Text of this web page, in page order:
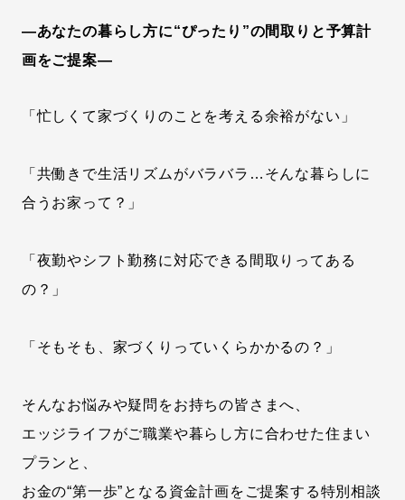
―あなたの暮らし方に“ぴったり”の間取りと予算計
画をご提案―
「忙しくて家づくりのことを考える余裕がない」
「共働きで生活リズムがバラバラ…そんな暮らしに
合うお家って？」
「夜勤やシフト勤務に対応できる間取りってある
の？」
「そもそも、家づくりっていくらかかるの？」
そんなお悩みや疑問をお持ちの皆さまへ、
エッジライフがご職業や暮らし方に合わせた住まい
プランと、
お金の“第一歩”となる資金計画をご提案する特別相談